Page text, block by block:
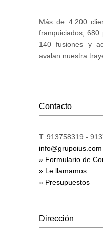
Más de 4.200
franquiciados,
140 fusiones y
avalan nuestra
Contacto
T. 913758319 -
info@grupoius.com
» Formulario de
» Le llamamos
» Presupuestos
Dirección